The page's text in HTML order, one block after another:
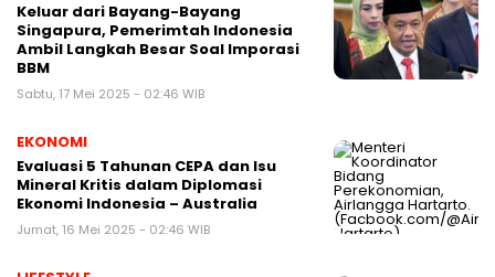
Keluar dari Bayang-Bayang
Singapura, Pemerimtah Indonesia
Ambil Langkah Besar Soal Imporasi
BBM
Sabtu, 17 Mei 2025 - 02:46 WIB
EKONOMI
Evaluasi 5 Tahunan CEPA dan Isu
Mineral Kritis dalam Diplomasi
Ekonomi Indonesia – Australia
Jumat, 16 Mei 2025 - 02:46 WIB